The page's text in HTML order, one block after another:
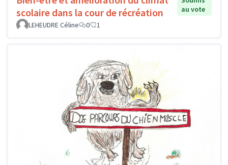
scolaire dans la cour de récréation
au vote
LEHEUDRE Céline
0 1